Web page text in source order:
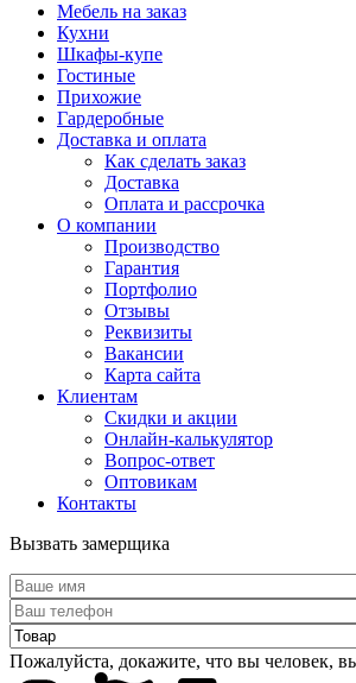
Мебель на заказ
Кухни
Шкафы-купе
Гостиные
Прихожие
Гардеробные
Доставка и оплата
Как сделать заказ
Доставка
Оплата и рассрочка
О компании
Производство
Гарантия
Портфолио
Отзывы
Реквизиты
Вакансии
Карта сайта
Клиентам
Скидки и акции
Онлайн-калькулятор
Вопрос-ответ
Оптовикам
Контакты
Вызвать замерщика
Пожалуйста, докажите, что вы человек,